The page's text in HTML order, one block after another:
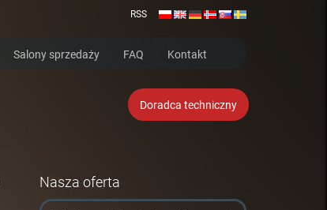
RSS
Salony sprzedaży FAQ Kontakt
Doradca techniczny
Nasza oferta